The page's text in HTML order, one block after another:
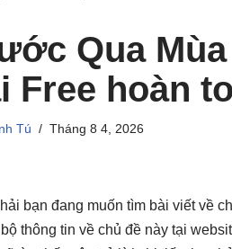
Qua
Free hoàn
Tú Tháng 8 4, 2026
bạn đang muốn tìm bài viết về
thông tin về chủ đề này tại